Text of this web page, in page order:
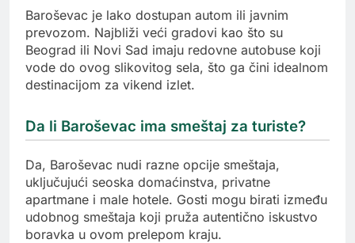
Baroševac je lako dostupan autom ili javnim
prevozom. Najbliži veći gradovi kao što su
Beograd ili Novi Sad imaju redovne autobuse koji
vode do ovog slikovitog sela, što ga čini idealnom
destinacijom za vikend izlet.
Da li Baroševac ima smeštaj za turiste?
Da, Baroševac nudi razne opcije smeštaja,
uključujući seoska domaćinstva, privatne
apartmane i male hotele. Gosti mogu birati između
udobnog smeštaja koji pruža autentično iskustvo
boravka u ovom prelepom kraju.